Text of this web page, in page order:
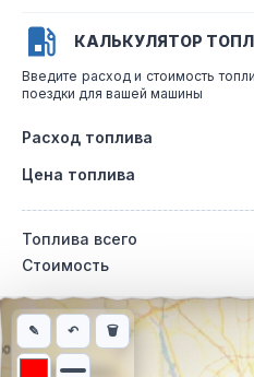
КАЛЬКУЛЯТОР
Введите расход и стоимость
поездки для вашей машины
Расход топлива
Цена топлива
Топлива всего
Стоимость
Интерактивная карта
✎ ↶ 🗑